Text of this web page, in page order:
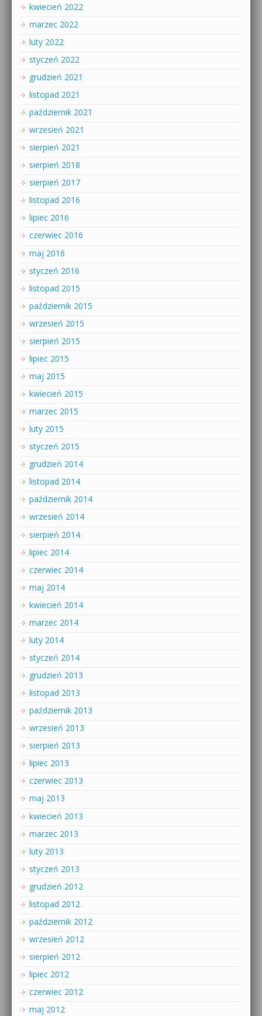
kwiecień 2022
marzec 2022
luty 2022
styczeń 2022
grudzień 2021
listopad 2021
październik 2021
wrzesień 2021
sierpień 2021
sierpień 2018
sierpień 2017
listopad 2016
lipiec 2016
czerwiec 2016
maj 2016
styczeń 2016
listopad 2015
październik 2015
wrzesień 2015
sierpień 2015
lipiec 2015
maj 2015
kwiecień 2015
marzec 2015
luty 2015
styczeń 2015
grudzień 2014
listopad 2014
październik 2014
wrzesień 2014
sierpień 2014
lipiec 2014
czerwiec 2014
maj 2014
kwiecień 2014
marzec 2014
luty 2014
styczeń 2014
grudzień 2013
listopad 2013
październik 2013
wrzesień 2013
sierpień 2013
lipiec 2013
czerwiec 2013
maj 2013
kwiecień 2013
marzec 2013
luty 2013
styczeń 2013
grudzień 2012
listopad 2012
październik 2012
wrzesień 2012
sierpień 2012
lipiec 2012
czerwiec 2012
maj 2012